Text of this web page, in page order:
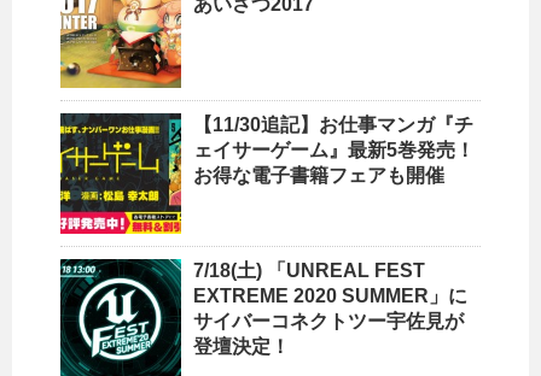
あいさつ2017
【11/30追記】お仕事マンガ『チ
ェイサーゲーム』最新5巻発売！
お得な電子書籍フェアも開催
7/18(土) 「UNREAL FEST
EXTREME 2020 SUMMER」に
サイバーコネクトツー宇佐見が
登壇決定！